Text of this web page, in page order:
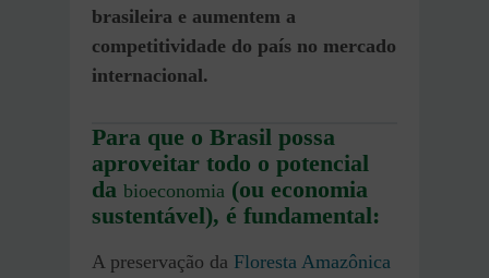
brasileira e aumentem a
competitividade do país no mercado
internacional.
Para que o Brasil possa
aproveitar todo o potencial
da bioeconomia (ou economia
sustentável), é fundamental:
A preservação da Floresta Amazônica